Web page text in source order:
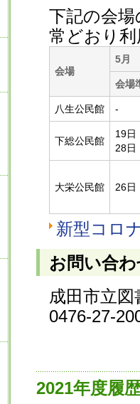
下記の会
常どおり
会場
5月
会場
八生公民館 -
下総公民館
19日
28日
大栄公民館 26日
新型コロ
お問い合
成田市立
0476-27-
2021年度履